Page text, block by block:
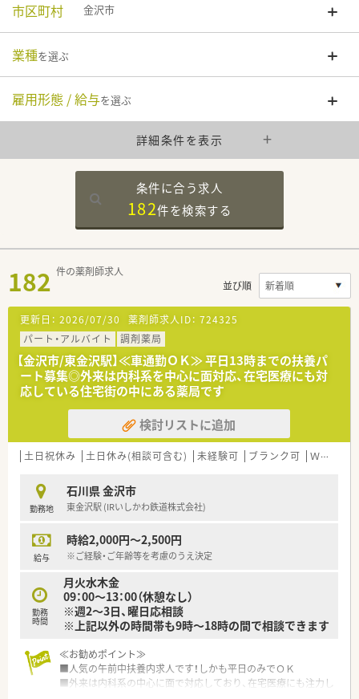
市区町村 金沢市
業種を選ぶ
雇用形態 / 給与を選ぶ
詳細条件を表示
条件に合う求人
182件を検索する
182 件の薬剤師求人
並び順
更新日： 2026/07/30 薬剤師求人ID： 724325
パート・アルバイト
調剤薬局
【金沢市/東金沢駅】≪車通勤ＯＫ≫ 平日13時までの扶養パ
ート募集◎外来は内科系を中心に面対応、在宅医療にも対
応している住宅街の中にある薬局です
検討リストに追加
土日祝休み 土日休み(相談可含む) 未経験可 ブランク可 Ｗワーク可
勤務地
石川県 金沢市
東金沢駅 (IRいしかわ鉄道株式会社)
給与
時給2,000円～2,500円
※ご経験・ご年齢等を考慮のうえ決定
勤務
時間
月火水木金
09：00～13：00（休憩なし）
※週2～3日、曜日応相談
※上記以外の時間帯も9時～18時の間で相談できます
≪お勧めポイント≫
■人気の午前中扶養内求人です！しかも平日のみでＯＫ
■外来は内科系の中心に面で対応しており、在宅医療にも注力し